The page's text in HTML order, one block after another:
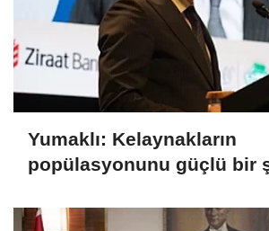
Yumaklı: Kelaynakların
popülasyonunu güçlü bir